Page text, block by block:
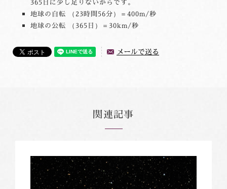
365日に少し足りないからです。
地球の自転 （23時間56分）＝400m/秒
地球の公転 （365日）＝30km/秒
メールで送る
関連記事